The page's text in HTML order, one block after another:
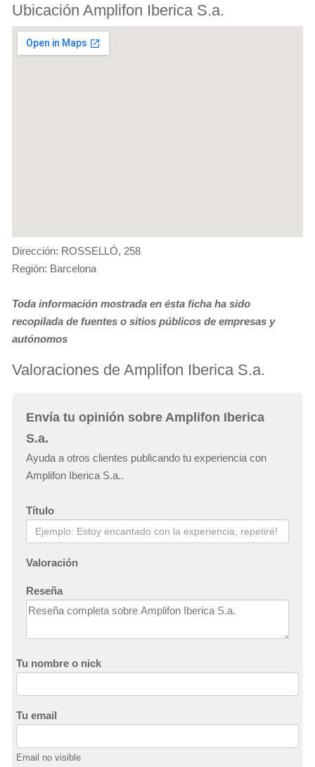
Ubicación Amplifon Iberica S.a.
Dirección: ROSSELLÓ, 258
Región: Barcelona
Toda información mostrada en ésta ficha ha sido
recopilada de fuentes o sitios públicos de empresas y
autónomos
Valoraciones de Amplifon Iberica S.a.
Envía tu opinión sobre Amplifon Iberica
S.a.
Ayuda a otros clientes publicando tu experiencia con
Amplifon Iberica S.a..
Título
Valoración
Reseña
Tu nombre o nick
Tu email
Email no visible